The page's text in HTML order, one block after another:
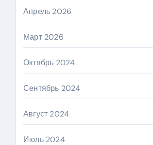
Апрель 2026
Март 2026
Октябрь 2024
Сентябрь 2024
Август 2024
Июль 2024